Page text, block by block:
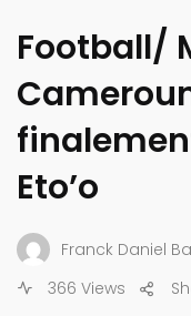
Football/
Eto’o
Franck Daniel
366 Views